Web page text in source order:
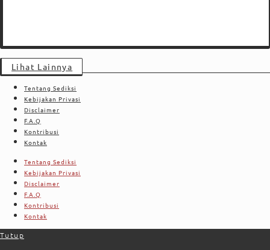
Lihat Lainnya
Tentang Sediksi
Kebijakan Privasi
Disclaimer
F.A.Q
Kontribusi
Kontak
Tentang Sediksi
Kebijakan Privasi
Disclaimer
F.A.Q
Kontribusi
Kontak
Tutup